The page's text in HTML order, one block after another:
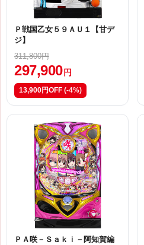
Ｐ戦国乙女５９ＡＵ１【甘デ
ジ】
311,800円
297,900 円
13,900円OFF (-4%)
ＰＡ咲－Ｓａｋｉ－阿知賀編